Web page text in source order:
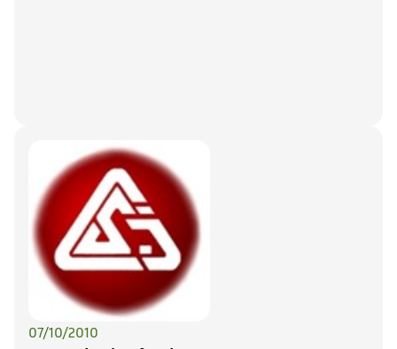
07/10/2010